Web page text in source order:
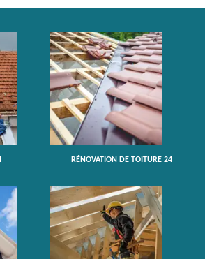
RÉNOVATION DE TOITURE 24